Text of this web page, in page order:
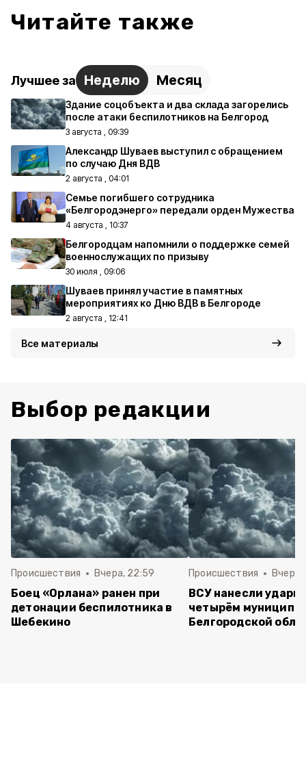
Читайте также
Лучшее за Неделю Месяц
Здание соцобъекта и два склада загорелись
после атаки беспилотников на Белгород
3 августа , 09:39
Александр Шуваев выступил с обращением
по случаю Дня ВДВ
2 августа , 04:01
Семье погибшего сотрудника
«Белгородэнерго» передали орден Мужества
4 августа , 10:37
Белгородцам напомнили о поддержке семей
военнослужащих по призыву
30 июля , 09:06
Шуваев принял участие в памятных
мероприятиях ко Дню ВДВ в Белгороде
2 августа , 12:41
Все материалы
Выбор редакции
Происшествия Вчера, 22:59
Боец «Орлана» ранен при
детонации беспилотника в
Шебекино
Происшествия Вчера,
ВСУ нанесли удары
четырём
Белгородской